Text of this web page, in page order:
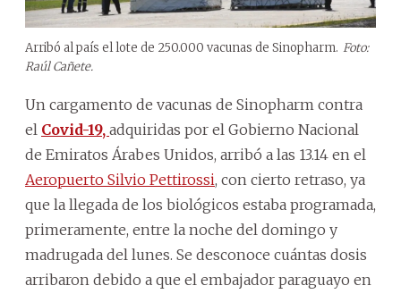
Arribó al país el lote de 250.000 vacunas de Sinopharm. Foto:
Raúl Cañete.
Un cargamento de vacunas de Sinopharm contra
el Covid-19, adquiridas por el Gobierno Nacional
de Emiratos Árabes Unidos, arribó a las 13.14 en el
Aeropuerto Silvio Pettirossi, con cierto retraso, ya
que la llegada de los biológicos estaba programada,
primeramente, entre la noche del domingo y
madrugada del lunes. Se desconoce cuántas dosis
arribaron debido a que el embajador paraguayo en